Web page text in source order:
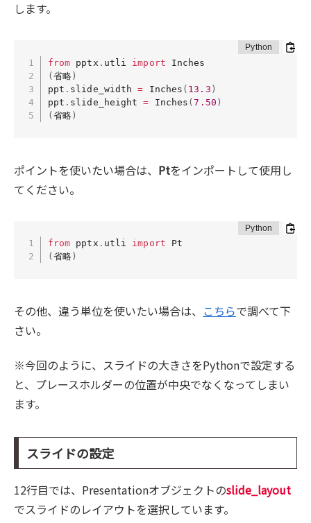
します。
from pptx . utli import
( 省略 )
ppt . slide_width = Inches ( 13.3 )
ppt . slide_height = Inches (7.50 )
( 省略 )
ポイントを使いたい場合は、 Ptをインポートして使用し
てください。
from pptx . utli import
( 省略 )
その他、違う単位を使いたい場合は、 こちらで調べて下
さい。
※今回のように、スライドの大きさをPythonで設定する
と、プレースホルダーの位置が中央でなくなってしまい
ます。
スライドの設定
12行目では、Presentationオブジェクトのslide_layout
でスライドのレイアウトを選択しています。